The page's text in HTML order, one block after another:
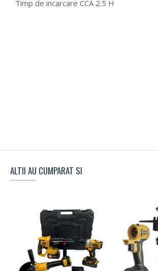
Timp de incarcare CCA 2.5 H
ALTII AU CUMPARAT SI